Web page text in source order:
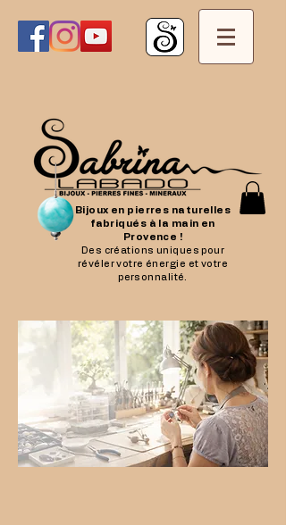
Bijoux en pierres naturelles
fabriqués à la main en
Provence !
Des créations uniques pour
révéler votre énergie et votre
personnalité.